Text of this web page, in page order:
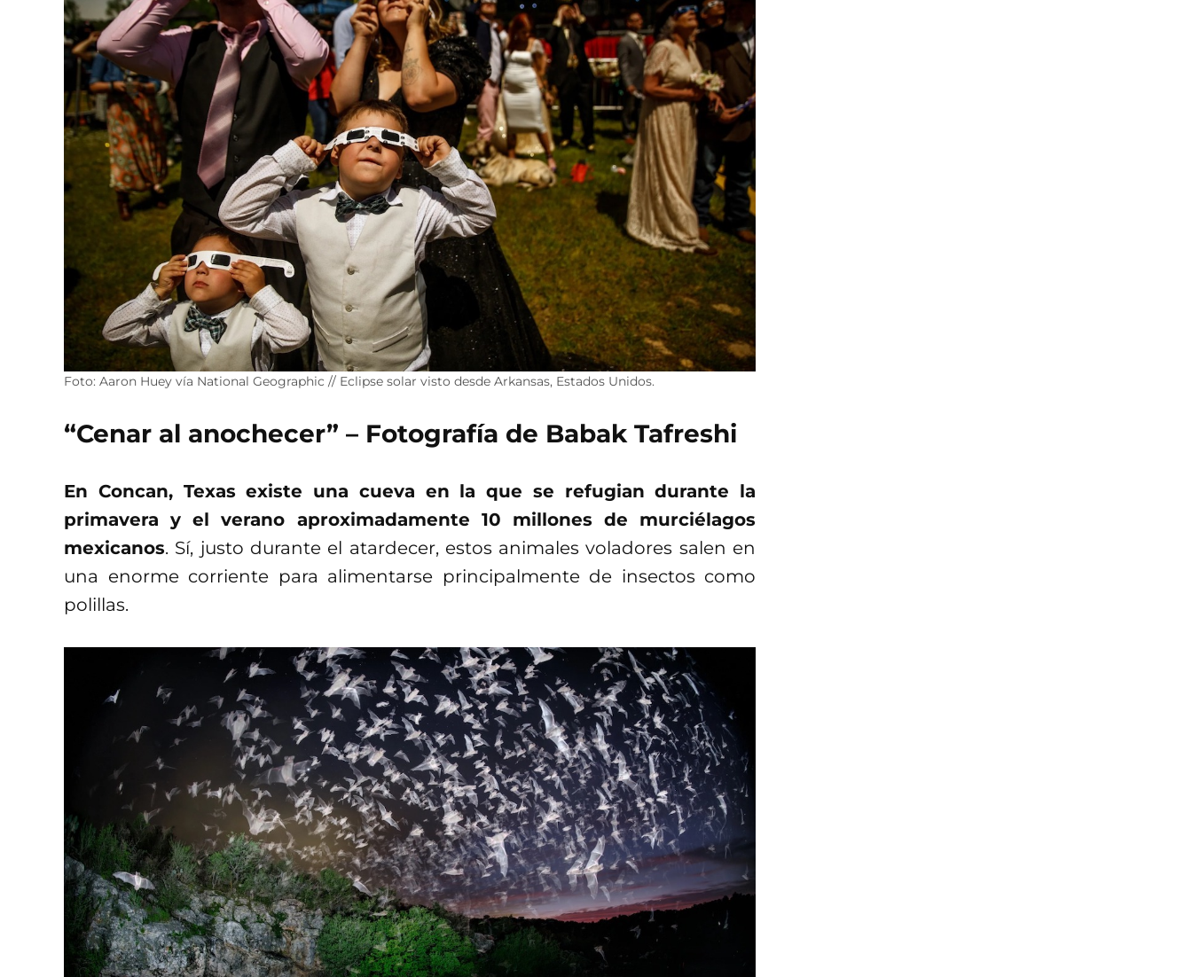
Foto: Aaron Huey vía National Geographic // Eclipse solar visto desde Arkansas, Estados Unidos.
“Cenar al anochecer” – Fotografía de Babak Tafreshi
En Concan, Texas existe una cueva en la que se refugian durante la
primavera y el verano aproximadamente 10 millones de murciélagos
mexicanos. Sí, justo durante el atardecer, estos animales voladores salen en
una enorme corriente para alimentarse principalmente de insectos como
polillas.